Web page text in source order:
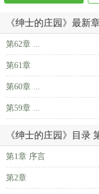
《绅士的庄园》最新
第62章 ...
第61章
第60章 ...
第59章 ...
《绅士的庄园》目录
第1章 序言
第2章